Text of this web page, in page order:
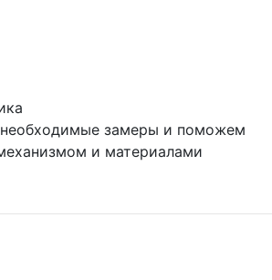
замеры и поможем
и материалами